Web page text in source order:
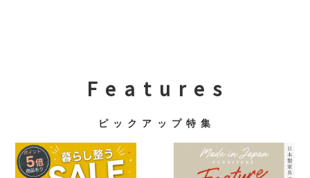
F e a t u r e s
ピ ッ ク ア ッ プ 特 集